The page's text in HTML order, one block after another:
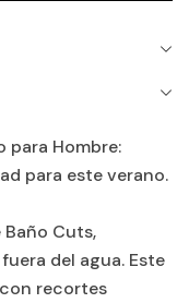
para Hombre:
para este verano.
Baño Cuts,
del agua. Este
recortes